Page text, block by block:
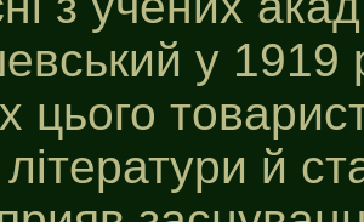
у 1919
цього
й